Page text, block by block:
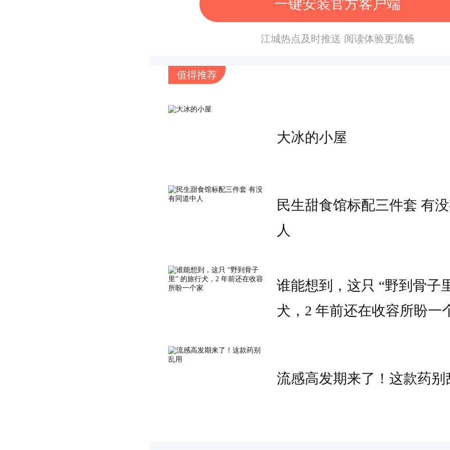
一键安装官方客户端
江城热点及时推送 阅读体验更流畅
值得推荐
大冰的小屋
民生甜食馆标配三件套 有
人
谁能想到，这只 “野到骨子
犬，2 年前还在收容所盼一
流感高发期来了！这款药别